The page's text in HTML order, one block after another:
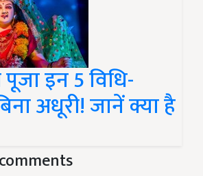
पूजा इन 5 विधि-
अधूरी! जानें क्या है